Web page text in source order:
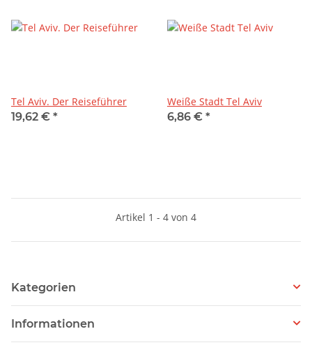
Tel Aviv. Der Reiseführer
19,62 € *
Weiße Stadt Tel Aviv
6,86 € *
Artikel 1 - 4 von 4
Kategorien
Informationen